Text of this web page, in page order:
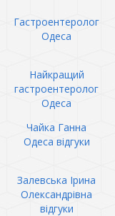
Гастроентеролог
Одеса
Найкращий
гастроентеролог
Одеса
Чайка Ганна
Одеса відгуки
Залевська Ірина
Олександрівна
відгуки